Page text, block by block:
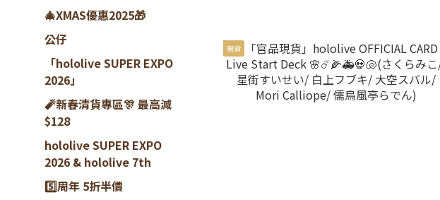
🎄XMAS優惠2025🎁
公仔
「hololive SUPER EXPO
2026」
🧨新春清貨專區🎊 最高減
$128
hololive SUPER EXPO
2026 & hololive 7th
5️⃣周年 5折半價
現貨